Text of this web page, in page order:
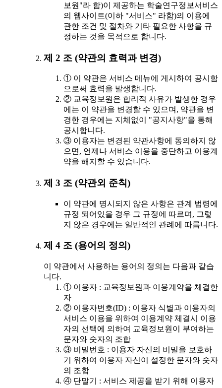
보원"라 함)이 제공하는 학술연구정보서비스
의 웹사이트(이하 "서비스" 라함)의 이용에
관한 조건 및 절차와 기타 필요한 사항을 규
정하는 것을 목적으로 합니다.
제 2 조 (약관의 효력과 변경)
① 이 약관은 서비스 메뉴에 게시하여 공시함
으로써 효력을 발생합니다.
② 교육정보원은 합리적 사유가 발생한 경우
에는 이 약관을 변경할 수 있으며, 약관을 변
경한 경우에는 지체없이 "공지사항"을 통해
공시합니다.
③ 이용자는 변경된 약관사항에 동의하지 않
으면, 언제나 서비스 이용을 중단하고 이용계
약을 해지할 수 있습니다.
제 3 조 (약관외 준칙)
이 약관에 명시되지 않은 사항은 관계 법령에
규정 되어있을 경우 그 규정에 따르며, 그렇
지 않은 경우에는 일반적인 관례에 따릅니다.
제 4 조 (용어의 정의)
이 약관에서 사용하는 용어의 정의는 다음과 같습
니다.
① 이용자 : 교육정보원과 이용계약을 체결한
자
② 이용자번호(ID) : 이용자 식별과 이용자의
서비스 이용을 위하여 이용계약 체결시 이용
자의 선택에 의하여 교육정보원이 부여하는
문자와 숫자의 조합
③ 비밀번호 : 이용자 자신의 비밀을 보호하
기 위하여 이용자 자신이 설정한 문자와 숫자
의 조합
④ 단말기 : 서비스 제공을 받기 위해 이용자